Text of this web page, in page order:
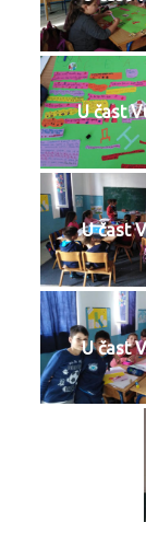
U čast
U čast
U čast